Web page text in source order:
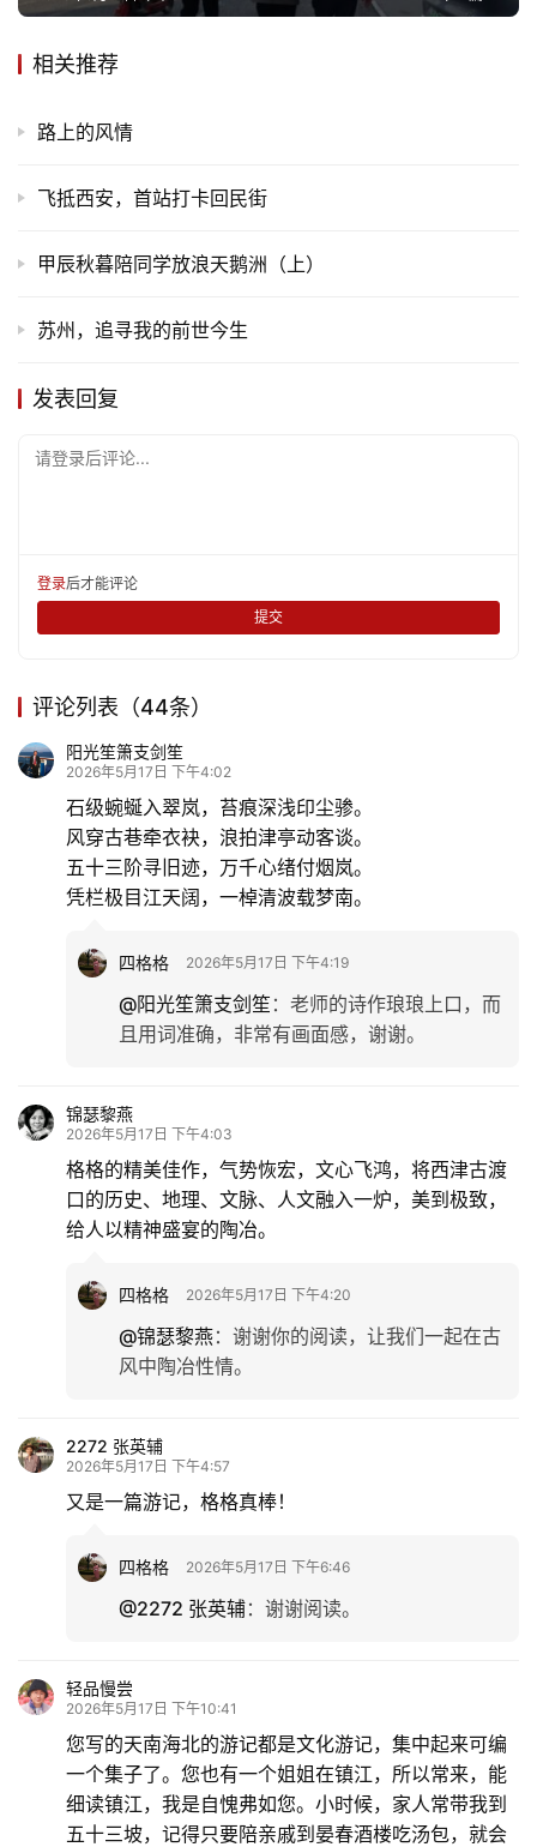
化
生
感
旅
儿
专
题
更
登录
相关推荐
路上的风情
飞抵西安，首站打卡回民街
甲辰秋暮陪同学放浪天鹅洲（上）
苏州，追寻我的前世今生
发表回复
请登录后评论...
登录后才能评论
提交
评论列表（44条）
阳光笙箫支剑笙
2026年5月17日 下午4:02
石级蜿蜒入翠岚，苔痕深浅印尘骖。
风穿古巷牵衣袂，浪拍津亭动客谈。
五十三阶寻旧迹，万千心绪付烟岚。
凭栏极目江天阔，一棹清波载梦南。
四格格 2026年5月17日 下午4:19
@阳光笙箫支剑笙 ： 老师的诗作琅琅上口，而
且用词准确，非常有画面感，谢谢。
锦瑟黎燕
2026年5月17日 下午4:03
格格的精美佳作，气势恢宏，文心飞鸿，将西津古渡
口的历史、地理、文脉、人文融入一炉，美到极致，
给人以精神盛宴的陶冶。
四格格 2026年5月17日 下午4:20
@锦瑟黎燕： 谢谢你的阅读，让我们一起在古
风中陶冶性情。
2272 张英辅
2026年5月17日 下午4:57
又是一篇游记，格格真棒！
四格格 2026年5月17日 下午6:46
@2272 张英辅： 谢谢阅读。
轻品慢尝
2026年5月17日 下午10:41
您写的天南海北的游记都是文化游记，集中起来可编
一个集子了。您也有一个姐姐在镇江，所以常来，能
细读镇江，我是自愧弗如您。小时候，家人常带我到
五十三坡，记得只要陪亲戚到晏春酒楼吃汤包，就会